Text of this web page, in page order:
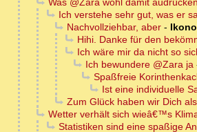
Was @Zara wohl damit
Ich verstehe sehr gut, was er
Nachvollziehbar, aber-
Hihi. Danke für den
Ich wäre mir da nicht so
Ich bewundere @Zara ja
Spaßfreie
Ist eine individuelle
Zum Glück haben wir Dich
Wetter verhält sich wieâ€™s
Statistiken sind eine spaßige